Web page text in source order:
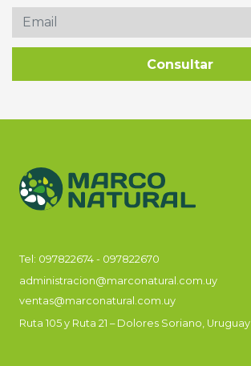
Tel: 097822674 - 097822670
administracion@marconatural.com.uy
ventas@marconatural.com.uy
Ruta 105 y Ruta 21 – Dolores Soriano, Uruguay